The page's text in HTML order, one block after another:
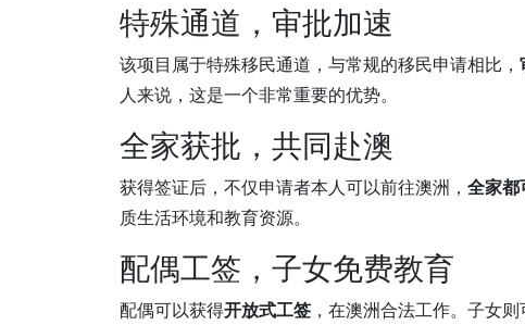
特殊通道，审批加速
该项目属于特殊移民通道，与常规的移民申请相比，
人来说，这是一个非常重要的优势。
全家获批，共同赴澳
获得签证后，不仅申请者本人可以前往澳洲， 全家都
质生活环境和教育资源。
配偶工签，子女免费教育
配偶可以获得开放式工签 ，在澳洲合法工作。子女则